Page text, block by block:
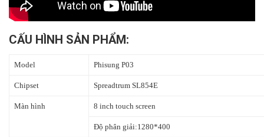
CẤU HÌNH SẢN PHẨM:
Model Phisung P03
Chipset Spreadtrum SL854E
Màn hình 8 inch touch screen
Độ phân giải:1280*400